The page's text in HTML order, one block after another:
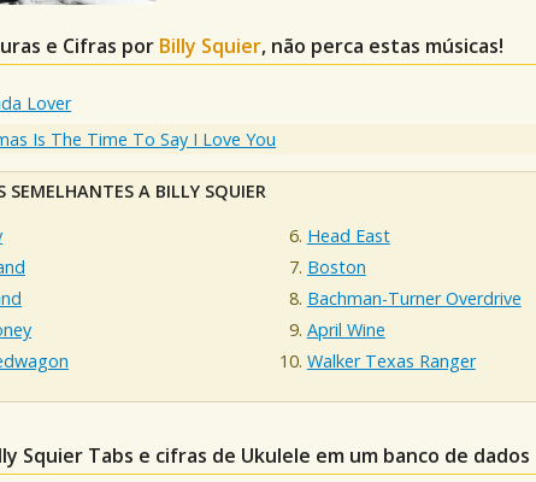
e Cifras por Billy Squier, não perca estas músicas!
Lover
Is The Time To Say I Love You
SEMELHANTES A BILLY SQUIER
Head East
Boston
Bachman-Turner Overdrive
April Wine
Walker Texas Ranger
Squier Tabs e cifras de Ukulele em um banco de dados